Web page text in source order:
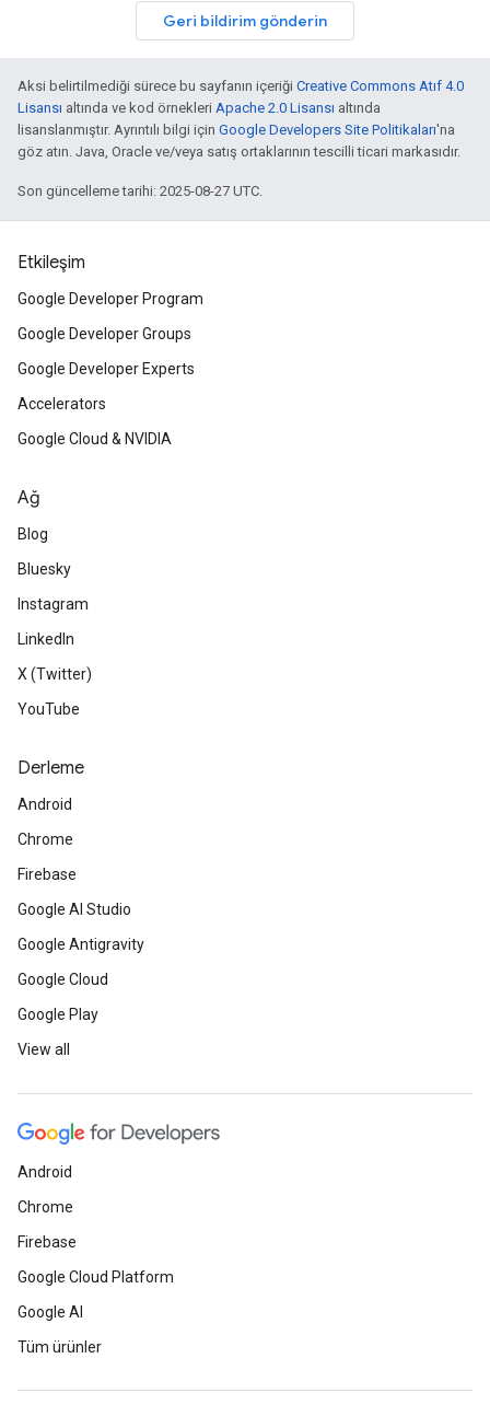
Geri bildirim gönderin
Aksi belirtilmediği sürece bu sayfanın içeriği Creative Commons Atıf 4.0
Lisansı altında ve kod örnekleri Apache 2.0 Lisansı altında
lisanslanmıştır. Ayrıntılı bilgi için Google Developers Site Politikaları'na
göz atın. Java, Oracle ve/veya satış ortaklarının tescilli ticari markasıdır.
Son güncelleme tarihi: 2025-08-27 UTC.
Etkileşim
Google Developer Program
Google Developer Groups
Google Developer Experts
Accelerators
Google Cloud & NVIDIA
Ağ
Blog
Bluesky
Instagram
LinkedIn
X (Twitter)
YouTube
Derleme
Android
Chrome
Firebase
Google AI Studio
Google Antigravity
Google Cloud
Google Play
View all
Android
Chrome
Firebase
Google Cloud Platform
Google AI
Tüm ürünler